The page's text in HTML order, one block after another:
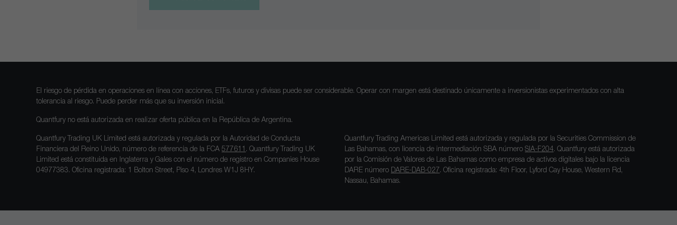
El riesgo de pérdida en operaciones en línea con acciones, ETFs, futuros y divisas puede ser considerable. Operar con margen está destinado únicamente a inversionistas experimentados con alta
tolerancia al riesgo. Puede perder más que su inversión inicial.
Quantfury no está autorizada en realizar oferta pública en la República de Argentina.
Quantfury Trading UK Limited está autorizada y regulada por la Autoridad de Conducta
Financiera del Reino Unido, número de referencia de la FCA 577611 . Quantfury Trading UK
Limited está constituida en Inglaterra y Gales con el número de registro en Companies House
04977383. Oficina registrada: 1 Bolton Street, Piso 4, Londres W1J 8HY.
Quantfury Trading Americas Limited está autorizada y regulada por la Securities Commission de
Las Bahamas, con licencia de intermediación SBA número SIA-F204. Quantfury está autorizada
por la Comisión de Valores de Las Bahamas como empresa de activos digitales bajo la licencia
DARE número DARE-DAB-027 . Oficina registrada: 4th Floor, Lyford Cay House, Western Rd,
Nassau, Bahamas.